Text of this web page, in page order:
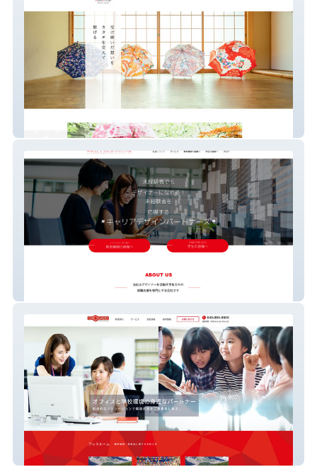
remake-hanamizuki
株式会社キャリアデザインパートナーズ
CHOGADO